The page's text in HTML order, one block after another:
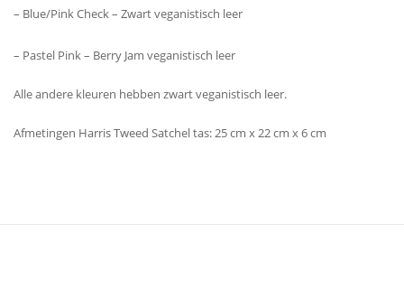
– Blue/Pink Check – Zwart veganistisch leer
– Pastel Pink – Berry Jam veganistisch leer
Alle andere kleuren hebben zwart veganistisch leer.
Afmetingen Harris Tweed Satchel tas: 25 cm x 22 cm x 6 cm